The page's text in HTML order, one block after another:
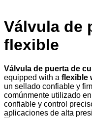
Válvula de
flexible
Válvula de puerta de
equipped with a flexible
un sellado confiable y
comúnmente utilizado
confiable y control
aplicaciones de alta